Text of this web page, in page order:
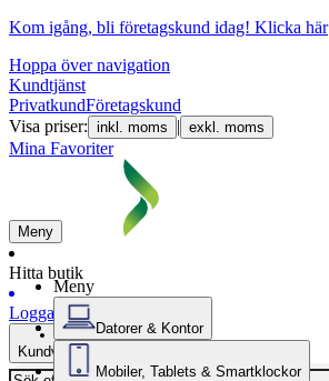
Kom igång, bli företagskund idag! Klicka här
Hoppa över navigation
Kundtjänst
PrivatkundFöretagskund
Visa priser: inkl. moms | exkl. moms
Mina Favoriter
Meny
Hitta butik
Logga in
Kundvagn
Meny
Datorer & Kontor
Mobiler, Tablets & Smartklockor